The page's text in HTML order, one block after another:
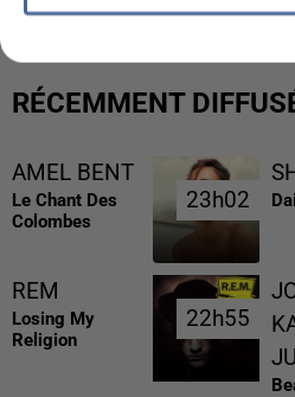
RÉCEMMENT
AMEL BENT
Le Chant Des
Colombes
23h02
23h02
REM
Losing My
Religion
22h55
22h55